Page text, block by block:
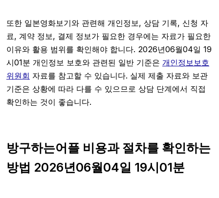
또한 일본영화보기와 관련해 개인정보, 상담 기록, 신청 자
료, 계약 정보, 결제 정보가 필요한 경우에는 자료가 필요한
이유와 활용 범위를 확인해야 합니다. 2026년06월04일 19
시01분 개인정보 보호와 관련된 일반 기준은 개인정보보호
위원회 자료를 참고할 수 있습니다. 실제 제출 자료와 보관
기준은 상황에 따라 다를 수 있으므로 상담 단계에서 직접
확인하는 것이 좋습니다.
방구하는어플 비용과 절차를 확인하는
방법 2026년06월04일 19시01분